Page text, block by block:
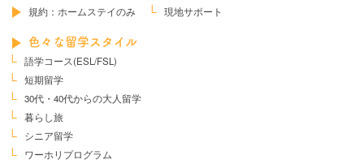
規約：ホームステイのみ
現地サポート
色々な留学スタイル
語学コース(ESL/FSL)
短期留学
30代・40代からの大人留学
暮らし旅
シニア留学
ワーホリプログラム